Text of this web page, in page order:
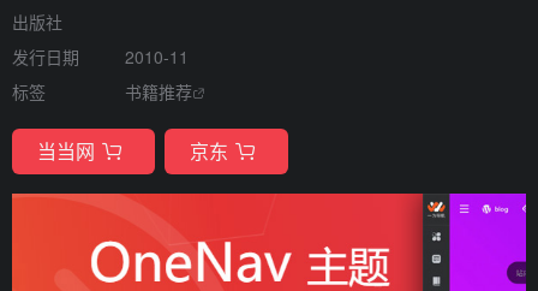
出版社
发行日期
2010-11
标签
书籍推荐
当当网 京东